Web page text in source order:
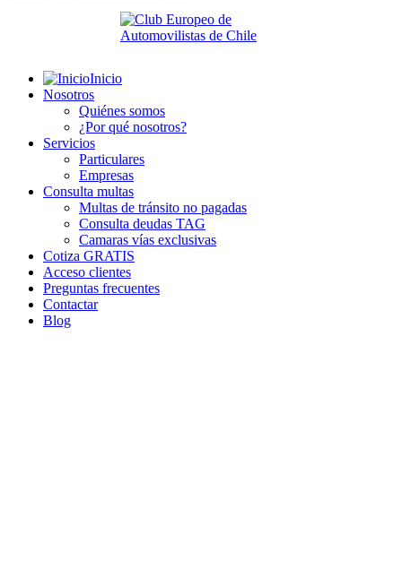
Inicio
Nosotros
Quiénes somos
¿Por qué nosotros?
Servicios
Particulares
Empresas
Consulta multas
Multas de tránsito no pagadas
Consulta deudas TAG
Camaras vías exclusivas
Cotiza GRATIS
Acceso clientes
Preguntas frecuentes
Contactar
Blog